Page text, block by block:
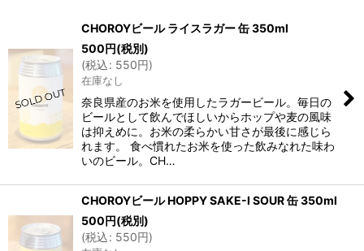
並び順:
絞り込む
CHOROYビール ライスラガー 缶 350ml
500円(税別)
(税込: 550円)
在庫なし
奈良県産のお米を使用したラガービール。毎日の
ビールとして飲んでほしいからホップや麦の風味
は抑えめに。お米の柔らかい甘さが最後に感じら
れます。 食べ慣れたお米を使った飲みなれた味わ
いのビール。CH…
CHOROYビール HOPPY SAKE-I SOUR 缶 350ml
500円(税別)
(税込: 550円)